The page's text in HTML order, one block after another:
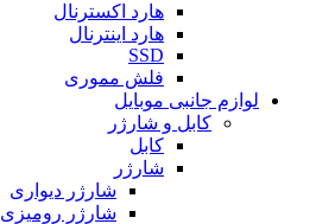
هارد اکسترنال
هارد اینترنال
SSD
فلش مموری
لوازم جانبی موبایل
کابل و شارژر
کابل
شارژر
شارژر دیواری
شارژر رومیزی